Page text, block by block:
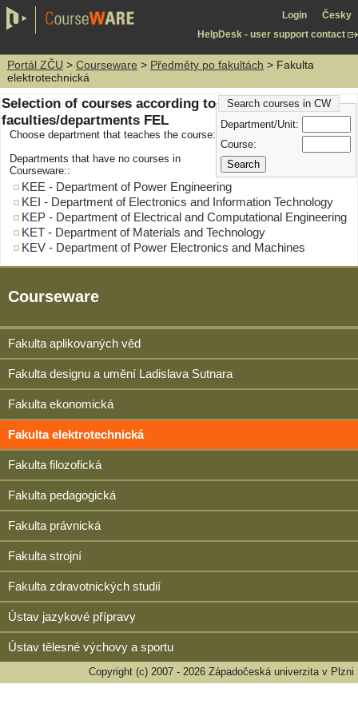
Login
Česky
HelpDesk - user support contact
Portál ZČU > Courseware > Předměty po fakultách > Fakulta
elektrotechnická
Courseware
Fakulta aplikovaných věd
Fakulta designu a umění Ladislava Sutnara
Fakulta ekonomická
Fakulta elektrotechnická
Fakulta filozofická
Fakulta pedagogická
Fakulta právnická
Fakulta strojní
Fakulta zdravotnických studií
Ústav jazykové přípravy
Ústav tělesné výchovy a sportu
Search courses in CW
Department/Unit:
Course:
Selection of courses according to
faculties/departments FEL
Choose department that teaches the course:
Departments that have no courses in
Courseware::
KEE - Department of Power Engineering
KEI - Department of Electronics and Information Technology
KEP - Department of Electrical and Computational Engineering
KET - Department of Materials and Technology
KEV - Department of Power Electronics and Machines
Copyright (c) 2007 - 2026 Západočeská univerzita v Plzni